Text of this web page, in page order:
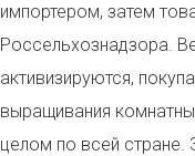
импортером, затем
Россельхознадзора.
активизируются,
выращивания
целом по всей стране.